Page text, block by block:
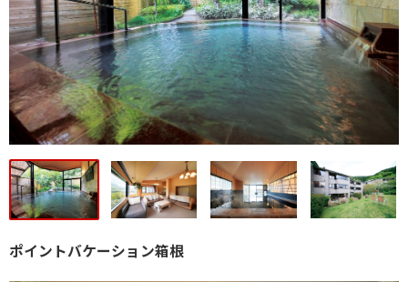
ポイントバケーション箱根